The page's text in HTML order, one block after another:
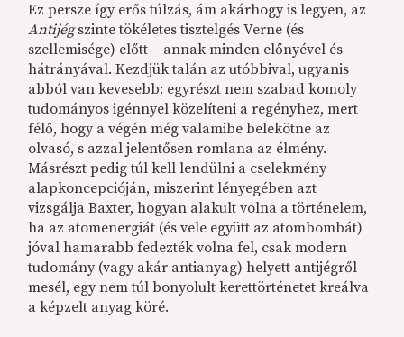
Ez persze így erős túlzás, ám akárhogy is legyen, az
Antijégszinte tökéletes tisztelgés Verne (és
szellemisége) előtt – annak minden előnyével és
hátrányával. Kezdjük talán az utóbbival, ugyanis
abból van kevesebb: egyrészt nem szabad komoly
tudományos igénnyel közelíteni a regényhez, mert
félő, hogy a végén még valamibe belekötne az
olvasó, s azzal jelentősen romlana az élmény.
Másrészt pedig túl kell lendülni a cselekmény
alapkoncepcióján, miszerint lényegében azt
vizsgálja Baxter, hogyan alakult volna a történelem,
ha az atomenergiát (és vele együtt az atombombát)
jóval hamarabb fedezték volna fel, csak modern
tudomány (vagy akár antianyag) helyett antijégről
mesél, egy nem túl bonyolult kerettörténetet kreálva
a képzelt anyag köré.